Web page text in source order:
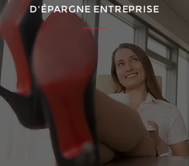
D'ÉPARGNE ENTREPRISE